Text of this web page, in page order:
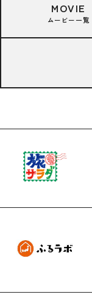
MOVIE
ムービー一覧